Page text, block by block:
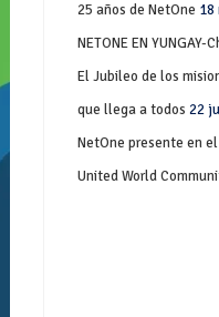
25 años de NetOne 18
NETONE EN YUNGAY-
El Jubileo de los
que llega a todos 22
NetOne presente en
United World